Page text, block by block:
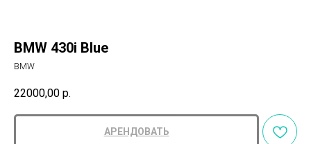
BMW 430i Blue
BMW
22000,00 р.
АРЕНДОВАТЬ